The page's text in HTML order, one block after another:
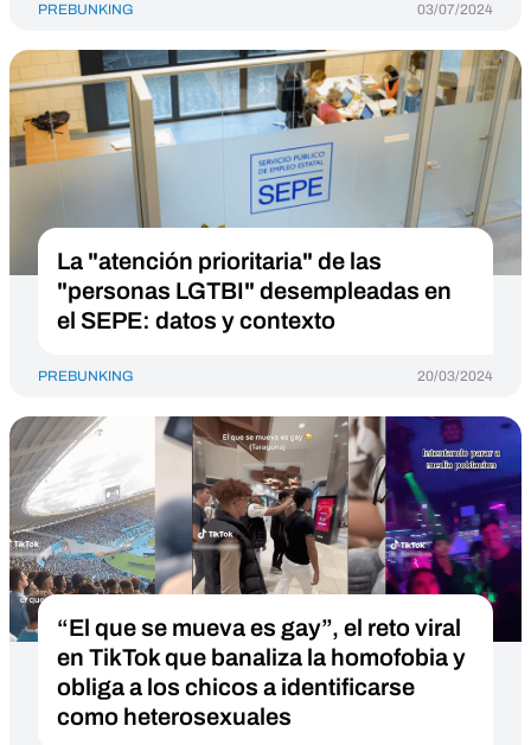
PREBUNKING 03/07/2024
La "atención prioritaria" de las
"personas LGTBI" desempleadas en
el SEPE: datos y contexto
PREBUNKING 20/03/2024
“El que se mueva es gay”, el reto viral
en TikTok que banaliza la homofobia y
obliga a los chicos a identificarse
como heterosexuales